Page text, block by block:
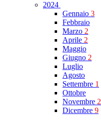
2024
Gennaio 3
Febbraio
Marzo 2
Aprile 2
Maggio
Giugno 2
Luglio
Agosto
Settembre 1
Ottobre
Novembre 2
Dicembre 9